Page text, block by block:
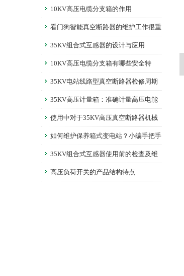
10KV高压电缆分支箱的作用
看门狗智能真空断路器的维护工作很重
要 35KV组合式互感器的设计与应用
10KV高压电缆分支箱有哪些安全特
性？35KV电站线路型真空断路器检修周期
多长时间？
35KV高压计量箱：准确计量高压电能
的仪器
使用中对于35KV高压真空断路器机械
特性的调整
如何维护保养箱式变电站？小编手把手
教你！
35KV组合式互感器使用前的检查及维
护 高压负荷开关的产品结构特点